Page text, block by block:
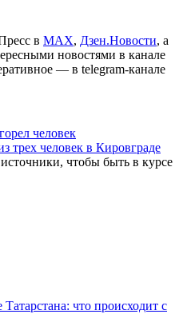
в МАХ, Дзен.Новости, а
новостями в канале
— в telegram-канале
человек
трех человек в Кировграде
чтобы быть в курсе
что происходит с